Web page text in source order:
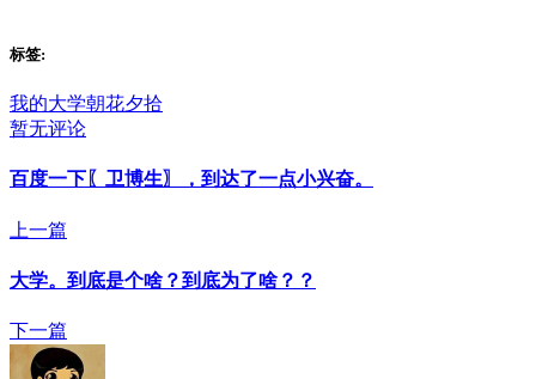
标签:
我的大学朝花夕拾
暂无评论
百度一下〖卫博生〗，到达了一点小兴奋。
上一篇
大学。到底是个啥？到底为了啥？？
下一篇